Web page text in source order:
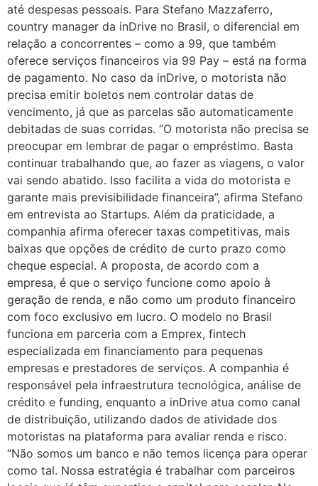
até despesas pessoais. Para Stefano Mazzaferro,
country manager da inDrive no Brasil, o diferencial em
relação a concorrentes – como a 99, que também
oferece serviços financeiros via 99 Pay – está na forma
de pagamento. No caso da inDrive, o motorista não
precisa emitir boletos nem controlar datas de
vencimento, já que as parcelas são automaticamente
debitadas de suas corridas. “O motorista não precisa se
preocupar em lembrar de pagar o empréstimo. Basta
continuar trabalhando que, ao fazer as viagens, o valor
vai sendo abatido. Isso facilita a vida do motorista e
garante mais previsibilidade financeira”, afirma Stefano
em entrevista ao Startups. Além da praticidade, a
companhia afirma oferecer taxas competitivas, mais
baixas que opções de crédito de curto prazo como
cheque especial. A proposta, de acordo com a
empresa, é que o serviço funcione como apoio à
geração de renda, e não como um produto financeiro
com foco exclusivo em lucro. O modelo no Brasil
funciona em parceria com a Emprex, fintech
especializada em financiamento para pequenas
empresas e prestadores de serviços. A companhia é
responsável pela infraestrutura tecnológica, análise de
crédito e funding, enquanto a inDrive atua como canal
de distribuição, utilizando dados de atividade dos
motoristas na plataforma para avaliar renda e risco.
“Não somos um banco e não temos licença para operar
como tal. Nossa estratégia é trabalhar com parceiros